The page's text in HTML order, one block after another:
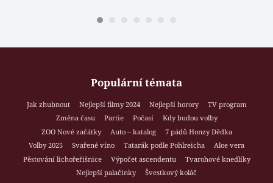
Populární témata
Jak zhubnout Nejlepší filmy 2024 Nejlepší horory
TV program
Změna času
Partie Počasí
Kdy budou volby
ZOO Nové začátky
Auto – katalog
7 pádů Honzy Dědka
Volby 2025
Svařené víno Tatarák podle Pohlreicha
Aloe vera
Pěstování lichořeřišnice
Výpočet ascendentu
Tvarohové knedlíky
Nejlepší palačinky
Švestkový koláč